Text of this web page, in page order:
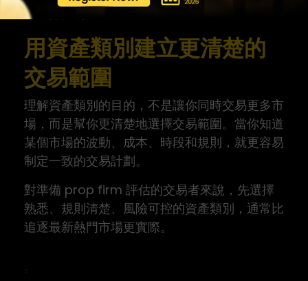
和回撤限制。
用資產類別建立更清楚的
交易範圍
理解資產類別的目的，不是讓你同時交易更多市
場，而是幫你更清楚地選擇交易範圍。當你知道
某個市場的波動、成本、時段和規則，就更容易
制定一致的交易計劃。
對準備 prop firm 評估的交易者來說，先選擇
熟悉、規則清楚、風險可控的資產類別，通常比
追逐最新熱門市場更實際。